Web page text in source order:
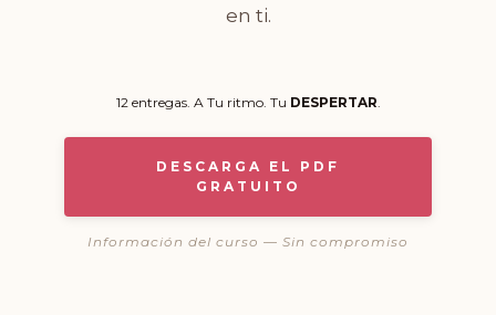
en ti.
12 entregas. A Tu ritmo. Tu DESPERTAR.
DESCARGA EL PDF
GRATUITO
Información del curso — Sin compromiso